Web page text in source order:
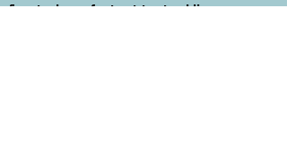
Spectacles enfants et tout public